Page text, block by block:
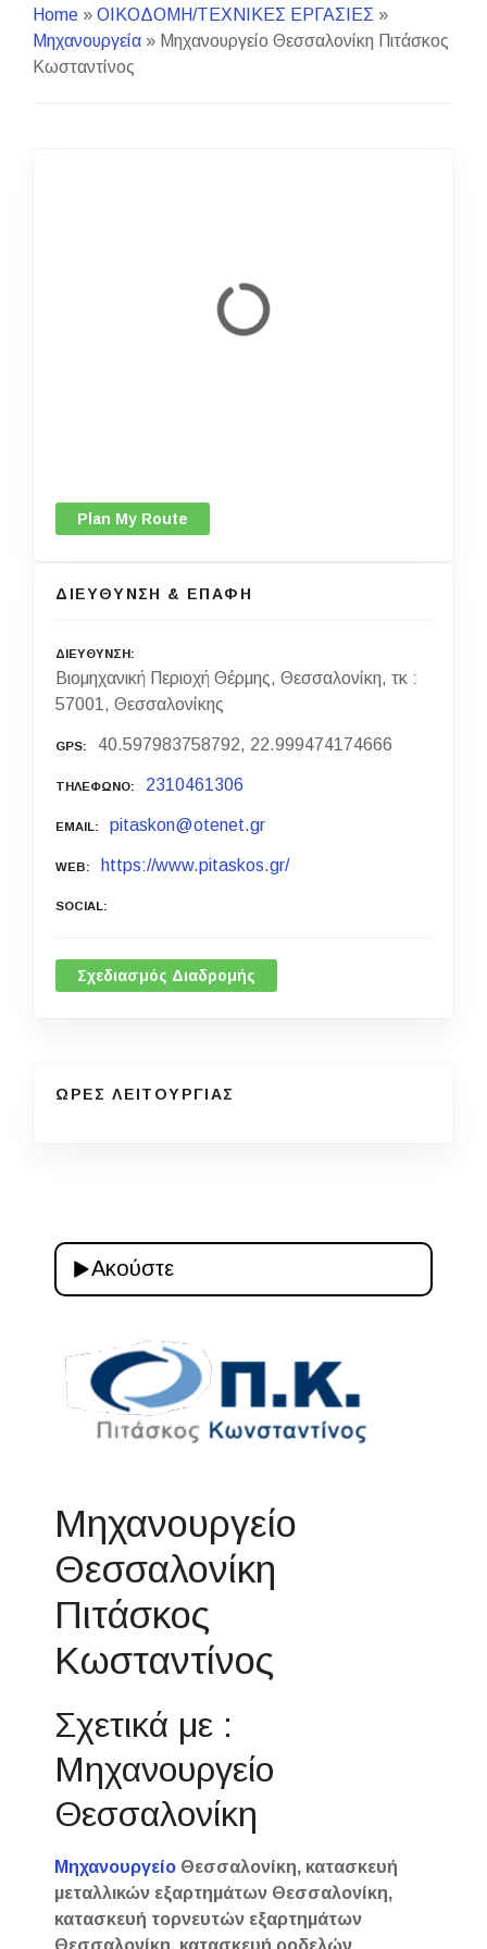
Home » ΟΙΚΟΔΟΜΗ/ΤΕΧΝΙΚΕΣ ΕΡΓΑΣΙΕΣ »
Μηχανουργεία » Μηχανουργείο Θεσσαλονίκη Πιτάσκος
Κωσταντίνος
Plan My Route
ΔΙΕΥΘΥΝΣΗ & ΕΠΑΦΗ
ΔΙΕΥΘΥΝΣΗ
Βιομηχανική Περιοχή Θέρμης, Θεσσαλονίκη, τκ :
57001, Θεσσαλονίκης
GPS 40.597983758792, 22.999474174666
ΤΗΛΕΦΩΝΟ 2310461306
EMAIL pitaskon@otenet.gr
WEB https://www.pitaskos.gr/
SOCIAL
Σχεδιασμός Διαδρομής
ΩΡΕΣ ΛΕΙΤΟΥΡΓΙΑΣ
Ακούστε
Μηχανουργείο
Θεσσαλονίκη
Πιτάσκος
Κωσταντίνος
Σχετικά με :
Μηχανουργείο
Θεσσαλονίκη
Μηχανουργείο Θεσσαλονίκη, κατασκευή
μεταλλικών εξαρτημάτων Θεσσαλονίκη,
κατασκευή τορνευτών εξαρτημάτων
Θεσσαλονίκη, κατασκευή ροδελών